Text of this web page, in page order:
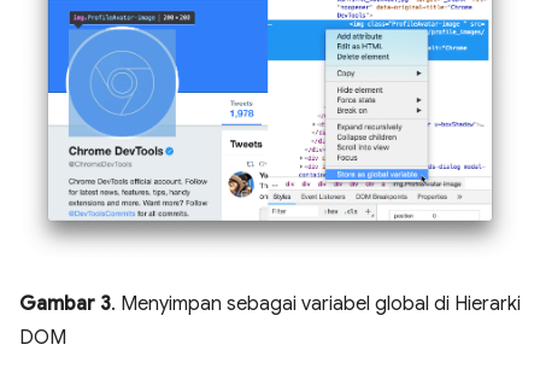
Gambar 3. Menyimpan sebagai variabel global di Hierarki
DOM